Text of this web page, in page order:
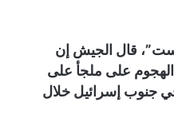
قال الجيش إن
على ملجأ على
في جنوب إسرائيل خلال